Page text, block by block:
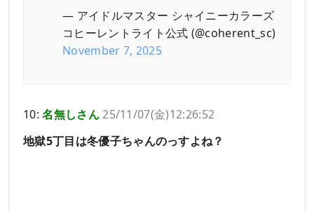
— アイドルマスター シャイニーカラーズ
コヒーレントライト公式 (@coherent_sc)
November 7, 2025
10:名無しさん25/11/07(金)12:26:52
地獄5丁目は冬優子ちゃんのっすよね？